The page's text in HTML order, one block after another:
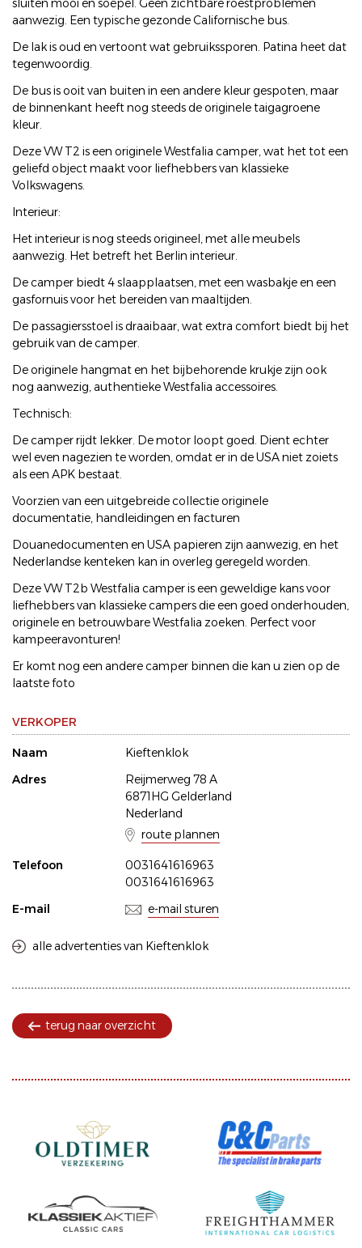
sluiten mooi en soepel. Geen zichtbare roestproblemen
aanwezig. Een typische gezonde Californische bus.
De lak is oud en vertoont wat gebruikssporen. Patina heet dat
tegenwoordig.
De bus is ooit van buiten in een andere kleur gespoten, maar
de binnenkant heeft nog steeds de originele taigagroene
kleur.
Deze VW T2 is een originele Westfalia camper, wat het tot een
geliefd object maakt voor liefhebbers van klassieke
Volkswagens.
Interieur:
Het interieur is nog steeds origineel, met alle meubels
aanwezig. Het betreft het Berlin interieur.
De camper biedt 4 slaapplaatsen, met een wasbakje en een
gasfornuis voor het bereiden van maaltijden.
De passagiersstoel is draaibaar, wat extra comfort biedt bij het
gebruik van de camper.
De originele hangmat en het bijbehorende krukje zijn ook
nog aanwezig, authentieke Westfalia accessoires.
Technisch:
De camper rijdt lekker. De motor loopt goed. Dient echter
wel even nagezien te worden, omdat er in de USA niet zoiets
als een APK bestaat.
Voorzien van een uitgebreide collectie originele
documentatie, handleidingen en facturen
Douanedocumenten en USA papieren zijn aanwezig, en het
Nederlandse kenteken kan in overleg geregeld worden.
Deze VW T2b Westfalia camper is een geweldige kans voor
liefhebbers van klassieke campers die een goed onderhouden,
originele en betrouwbare Westfalia zoeken. Perfect voor
kampeeravonturen!
Er komt nog een andere camper binnen die kan u zien op de
laatste foto
VERKOPER
Naam
Kieftenklok
Adres
Reijmerweg 78 A
6871HG Gelderland
Nederland
route plannen
Telefoon
0031641616963
0031641616963
E-mail
e-mail sturen
alle advertenties van Kieftenklok
terug naar overzicht